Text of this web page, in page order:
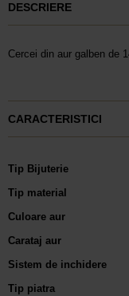
DESCRIERE
Cercei din aur galben de
CARACTERISTICI
Tip Bijuterie
Tip material
Culoare aur
Carataj aur
Sistem de inchidere
Tip piatra